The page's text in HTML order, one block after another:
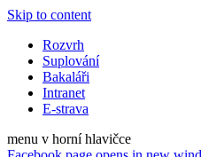
Skip to content
Rozvrh
Suplování
Bakaláři
Intranet
E-strava
menu v horní hlavičce